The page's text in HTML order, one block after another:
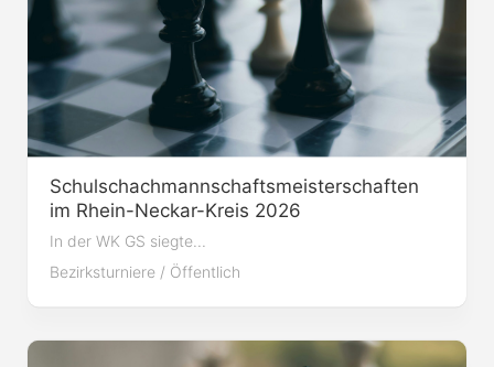
Schulschachmannschaftsmeisterschaften
im Rhein-Neckar-Kreis 2026
In der WK GS siegte...
Bezirksturniere / Öffentlich